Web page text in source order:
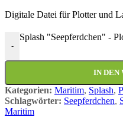
Digitale Datei für Plotter und
-
Splash "Seepferdchen" -
IN DEN
Kategorien: Maritim, Splash,
Schlagwörter: Seepferdchen,
Maritim